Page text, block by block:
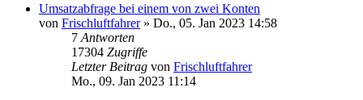
Umsatzabfrage bei einem von zwei Konten
von Frischluftfahrer» Do., 05. Jan 2023 14:58
7 Antworten
17304 Zugriffe
Letzter Beitrag von Frischluftfahrer
Mo., 09. Jan 2023 11:14